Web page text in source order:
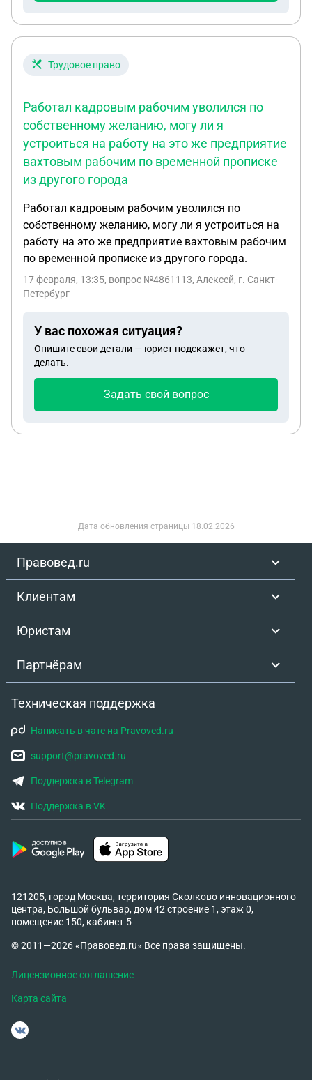
Трудовое право
Работал кадровым рабочим уволился по
собственному желанию, могу ли я
устроиться на работу на это же предприятие
вахтовым рабочим по временной прописке
из другого города
Работал кадровым рабочим уволился по
собственному желанию, могу ли я устроиться на
работу на это же предприятие вахтовым рабочим
по временной прописке из другого города.
17 февраля, 13:35, вопрос №4861113, Алексей, г. Санкт-
Петербург
У вас похожая ситуация?
Опишите свои детали — юрист подскажет, что
делать.
Задать свой вопрос
Дата обновления страницы 18.02.2026
Правовед.ru
Клиентам
Юристам
Партнёрам
Техническая поддержка
Написать в чате на Pravoved.ru
support@pravoved.ru
Поддержка в Telegram
Поддержка в VK
121205, город Москва, территория Сколково инновационного
центра, Большой бульвар, дом 42 строение 1, этаж 0,
помещение 150, кабинет 5
© 2011—2026 «Правовед.ru» Все права защищены.
Лицензионное соглашение
Карта сайта